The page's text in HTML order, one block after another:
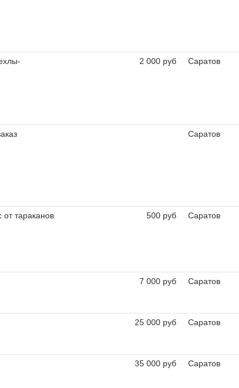
2 000 руб Саратов
Саратов
от тараканов
500 руб Саратов
7 000 руб Саратов
25 000 руб Саратов
35 000 руб Саратов